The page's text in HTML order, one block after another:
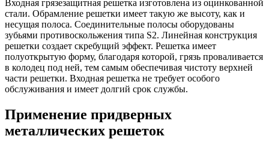
Входная грязезащитная решетка изготовлена из оцинкованной
стали. Обрамление решетки имеет такую же высоту, как и
несущая полоса. Соединительные полосы оборудованы
зубьями противоскольжения типа S2. Линейная конструкция
решетки создает скребущий эффект. Решетка имеет
полуоткрытую форму, благодаря которой, грязь проваливается
в колодец под ней, тем самым обеспечивая чистоту верхней
части решетки. Входная решетка не требует особого
обслуживания и имеет долгий срок службы.
Применение придверных
металлических решеток